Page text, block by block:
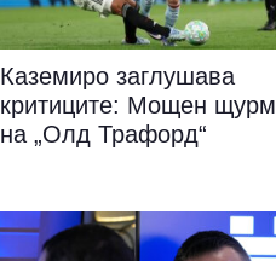
Каземиро заглушава
критиците: Мощен щурм
на „Олд Трафорд“